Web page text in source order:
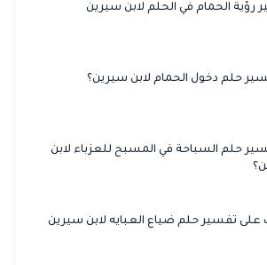
رؤية الحمام في الحلم لابن سيرين
حلم دخول الحمام لابن سيرين؟
حلم السباحة في المسبح للعزباء لابن
على تفسير حلم ضياع العبايه لابن سيرين